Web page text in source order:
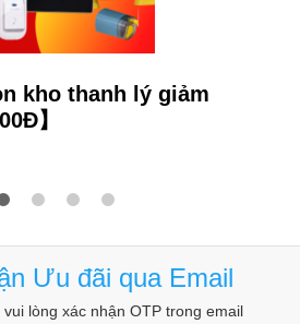
kho thanh lý giảm
】
Ưu đãi qua Email
lòng xác nhận OTP trong email